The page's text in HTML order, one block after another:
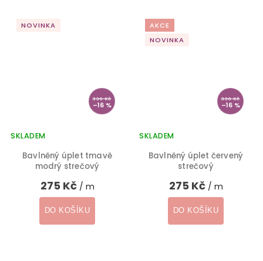
NOVINKA
330 Kč
–16 %
Bavlněný úplet tmavě
modrý strečový
SKLADEM
275 Kč / m
DO KOŠÍKU
AKCE
NOVINKA
330 Kč
–16 %
Bavlněný úplet červený
strečový
SKLADEM
275 Kč / m
DO KOŠÍKU